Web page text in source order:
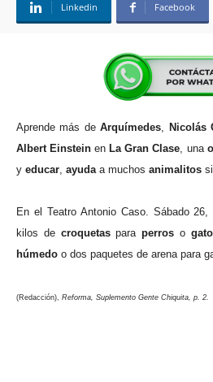
Linkedin Facebook
Aprende más deArquímedes, Nicolás
Albert Einstein en La Gran Clase, una
y educar, ayudaa muchos animalitos
En el Teatro Antonio Caso. Sábado
kilos de croquetasparaperros o
húmedo o dos paquetes de arena para
(Redacción), Reforma, Suplemento Gente Chiquita, p. 2.